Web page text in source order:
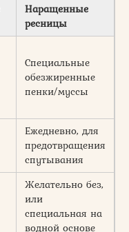
Наращенные
ресницы
Специальные
обезжиренные
пенки/муссы
Ежедневно, для
предотвращения
спутывания
Желательно без,
или
специальная на
водной основе